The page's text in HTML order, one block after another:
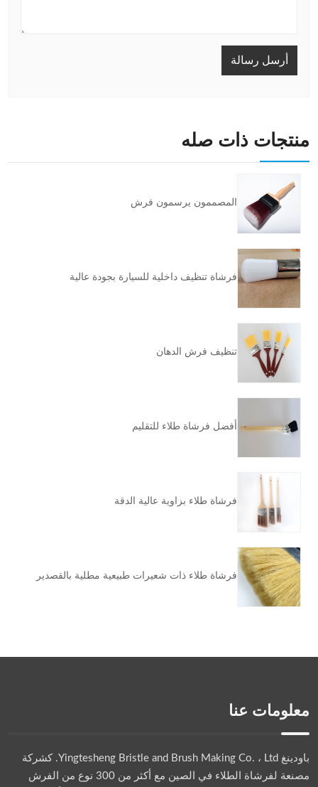
أرسل رسالة
منتجات ذات صله
المصممون يرسمون فرش
فرشاة تنظيف داخلية للسيارة بجودة عالية
تنظيف فرش الدهان
أفضل فرشاة طلاء للتقليم
فرشاة طلاء بزاوية عالية الدقة
فرشاة طلاء ذات شعيرات طبيعية مطلية بالقصدير
معلومات عنا
باودينغ Yingtesheng Bristle and Brush Making Co. ، Ltd.
كشركة
مصنعة لفرشاة الطلاء في الصين مع أكثر من 300 نوع من الفرش